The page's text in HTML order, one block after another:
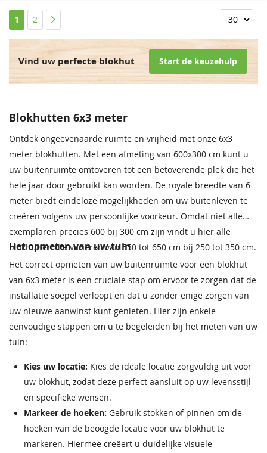
Pagina
U lees momenteel pagina
1 Pagina
2 Pagina
Vind uw perfecte blokhut Start de keuzehulp
Blokhutten 6x3 meter
Ontdek ongeëvenaarde ruimte en vrijheid met onze 6x3
meter blokhutten. Met een afmeting van 600x300 cm kunt u
uw buitenruimte omtoveren tot een betoverende plek die het
hele jaar door gebruikt kan worden. De royale breedte van 6
meter biedt eindeloze mogelijkheden om uw buitenleven te
creëren volgens uw persoonlijke voorkeur. Omdat niet alle
exemplaren precies 600 bij 300 cm zijn vindt u hier alle
blokhutten die variëren van 550 tot 650 cm bij 250 tot 350 cm.
Het opmeten van uw tuin
Het correct opmeten van uw buitenruimte voor een blokhut
van 6x3 meter is een cruciale stap om ervoor te zorgen dat de
installatie soepel verloopt en dat u zonder enige zorgen van
uw nieuwe aanwinst kunt genieten. Hier zijn enkele
eenvoudige stappen om u te begeleiden bij het meten van uw
tuin:
Kies uw locatie: Kies de ideale locatie zorgvuldig uit voor
uw blokhut, zodat deze perfect aansluit op uw levensstijl
en specifieke wensen.
Markeer de hoeken: Gebruik stokken of pinnen om de
hoeken van de beoogde locatie voor uw blokhut te
markeren. Hiermee creëert u duidelijke visuele